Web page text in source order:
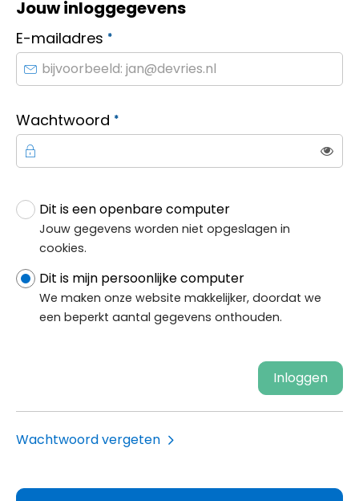
Jouw inloggegevens
E-mailadres *
Wachtwoord *
Jouw inloggegevens
Dit is een openbare computer
Jouw gegevens worden niet opgeslagen in
cookies.
Dit is mijn persoonlijke computer
We maken onze website makkelijker, doordat we
een beperkt aantal gegevens onthouden.
Inloggen
Wachtwoord vergeten